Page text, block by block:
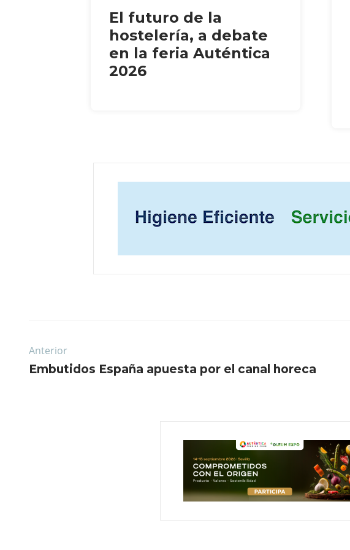
El futuro de la
hostelería, a debate
en la feria Auténtica
2026
Anterior
Embutidos España apuesta por el canal horeca